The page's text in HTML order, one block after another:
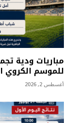
مباريات ودية
للموسم الكروي
أغسطس 2, 2026